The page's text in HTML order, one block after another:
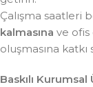
Çalışma saatleri
kalmasına ve
oluşmasına katkı
Baskılı Kurumsal